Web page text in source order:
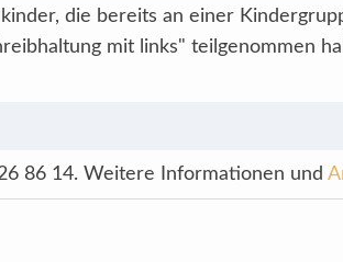
die bereits an einer
mit links" teilgenommen
86 14. Weitere Informationen und